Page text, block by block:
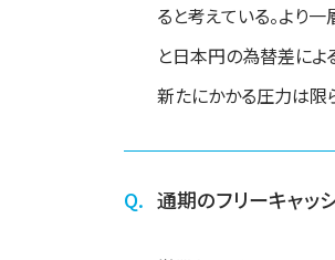
ると考えている。より
と日本円の為替差によ
新たにかかる圧力は限
通期のフリーキャッ